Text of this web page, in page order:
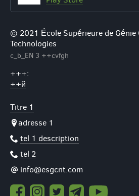
© 2021 École Supérieure de Génie
Technologies
c_b_EN 3 ++cvfgh
+++:
++й
Titre 1
adresse 1
tel 1 description
tel 2
info@esgcnt.com